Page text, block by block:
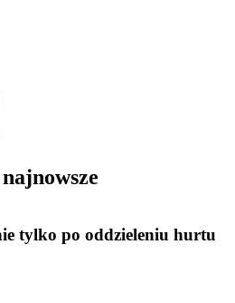
tylko po oddzieleniu hurtu